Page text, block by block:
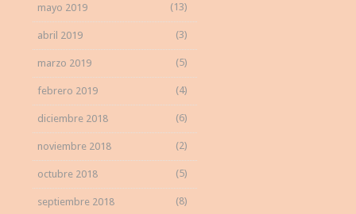
mayo 2019 (13)
abril 2019 (3)
marzo 2019 (5)
febrero 2019 (4)
diciembre 2018 (6)
noviembre 2018 (2)
octubre 2018 (5)
septiembre 2018 (8)